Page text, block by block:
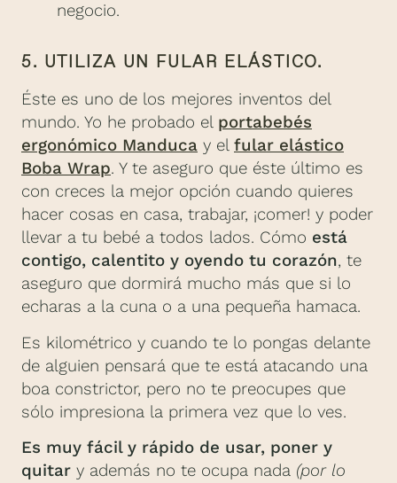
negocio.
5. UTILIZA UN FULAR ELÁSTICO.
Éste es uno de los mejores inventos del
mundo. Yo he probado el portabebés
ergonómico Manduca y el fular elástico
Boba Wrap. Y te aseguro que éste último es
con creces la mejor opción cuando quieres
hacer cosas en casa, trabajar, ¡comer! y poder
llevar a tu bebé a todos lados. Cómo está
contigo, calentito y oyendo tu corazón, te
aseguro que dormirá mucho más que si lo
echaras a la cuna o a una pequeña hamaca.
Es kilométrico y cuando te lo pongas delante
de alguien pensará que te está atacando una
boa constrictor, pero no te preocupes que
sólo impresiona la primera vez que lo ves.
Es muy fácil y rápido de usar, poner y
quitar y además no te ocupa nada (por lo